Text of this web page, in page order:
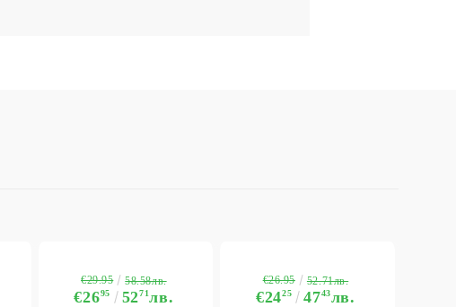
€2695 5271лв.
€29.95 58.58лв.
€2425 4743лв.
€26.95 52.71лв.